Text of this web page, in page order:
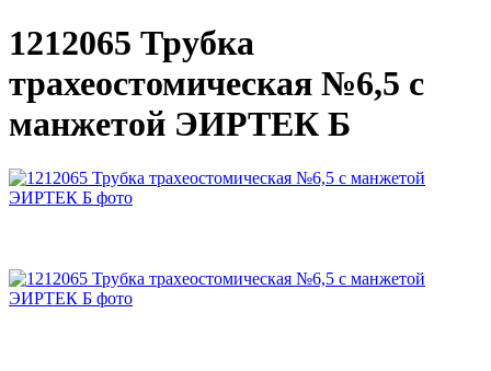
1212065 Трубка
трахеостомическая №6,5 с
манжетой ЭИРТЕК Б